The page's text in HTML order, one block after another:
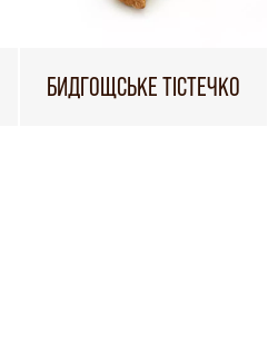
БИДГОЩСЬКЕ ТІСТЕЧКО